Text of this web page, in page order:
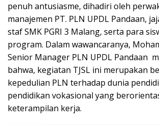
penuh antusiasme, dihadiri oleh
manajemen PT. PLN UPDL Pandaan,
staf SMK PGRI 3 Malang, serta para
program. Dalam wawancaranya,
Senior Manager PLN UPDL Pandaan
bahwa, kegiatan TJSL ini merupakan
kepedulian PLN terhadap dunia
pendidikan vokasional yang
keterampilan kerja.